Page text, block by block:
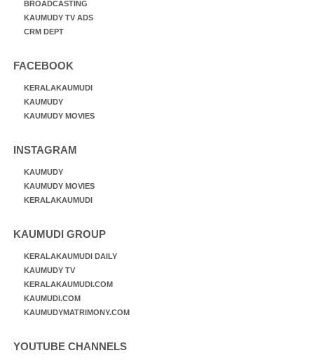
BROADCASTING
KAUMUDY TV ADS
CRM DEPT
FACEBOOK
KERALAKAUMUDI
KAUMUDY
KAUMUDY MOVIES
INSTAGRAM
KAUMUDY
KAUMUDY MOVIES
KERALAKAUMUDI
KAUMUDI GROUP
KERALAKAUMUDI DAILY
KAUMUDY TV
KERALAKAUMUDI.COM
KAUMUDI.COM
KAUMUDYMATRIMONY.COM
YOUTUBE CHANNELS